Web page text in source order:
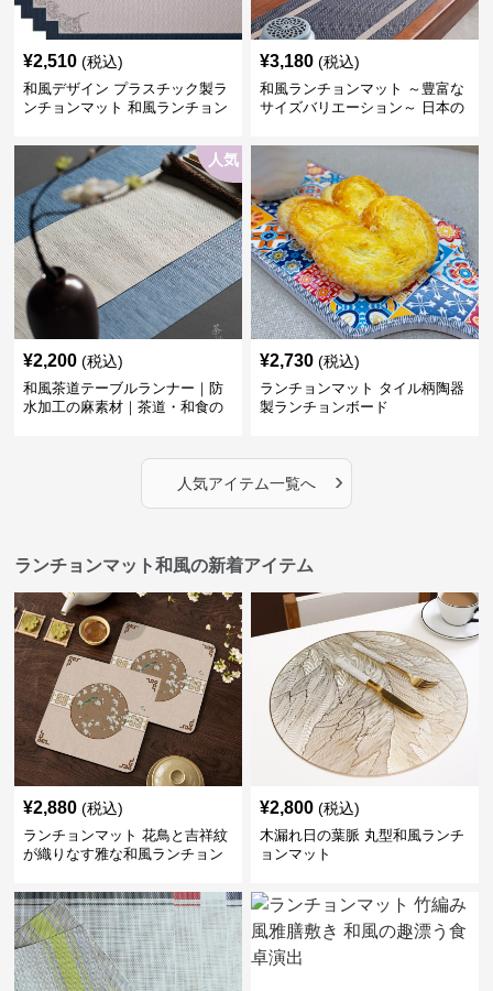
¥2,510 (税込)
和風デザイン プラスチック製ラ
ンチョンマット 和風ランチョン
イト帯
¥3,180 (税込)
和風ランチョンマット ～豊富な
サイズバリエーション～ 日本の
料無料～
人気
¥2,200 (税込)
和風茶道テーブルランナー｜防
水加工の麻素材｜茶道・和食の
¥2,730 (税込)
ランチョンマット タイル柄陶器
製ランチョンボード
人気アイテム一覧へ ›
ランチョンマット和風の新着アイテム
¥2,880 (税込)
ランチョンマット 花鳥と吉祥紋
が織りなす雅な和風ランチョン
¥2,800 (税込)
木漏れ日の葉脈 丸型和風ランチ
ョンマット